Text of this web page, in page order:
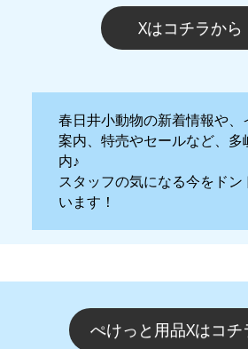
Xはコチラか
春日井小動物の新着情報や、
案内、特売やセールなど、多
内♪
スタッフの気になる今をドン
います！
ぺけっと用品Xはコチ